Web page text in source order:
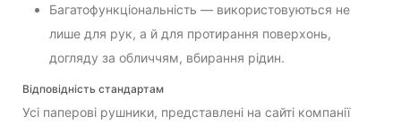
Багатофункціональність — використовуються не
лише для рук, а й для протирання поверхонь,
догляду за обличчям, вбирання рідин.
Відповідність стандартам
Усі паперові рушники, представлені на сайті компанії